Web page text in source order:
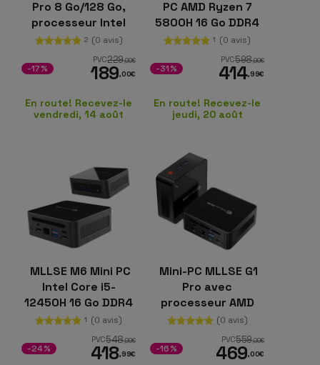
Pro 8 Go/128 Go,
processeur Intel
Core i5-4310U, 8 Go
SSD de 128 Go,
Windows 11 Pro
2 (0 avis)
PVC229,00€
189,00€
-17%
En route! Recevez-le
vendredi, 14 août
PC AMD Ryzen 7
5800H 16 Go DDR4
512 Go SSD
Windows 11 Pro
1 (0 avis)
PVC598,99€
414,99€
-31%
En route! Recevez-le
jeudi, 20 août
MLLSE M6 Mini PC
Intel Core i5-
12450H 16 Go DDR4
512 Go NVMe
Windows 11 Pro
1 (0 avis)
PVC548,99€
418,99€
-24%
Mini-PC MLLSE G1
Pro avec
processeur AMD
Ryzen 7 5700U, 16
Go de mémoire vive
DDR4, disque SSD
(0 avis)
PVC559,00€
469,00€
-16%